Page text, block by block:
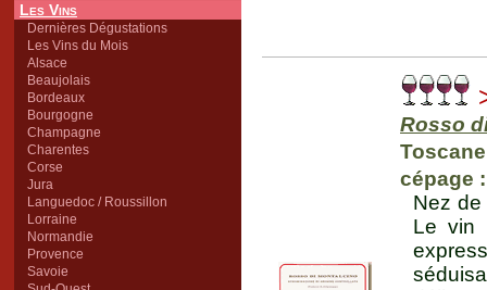
Les Vins
Dernières Dégustations
Les Vins du Mois
Alsace
Beaujolais
Bordeaux
Bourgogne
Champagne
Charentes
Corse
Jura
Languedoc / Roussillon
Lorraine
Normandie
Provence
Savoie
Rosso
Toscane
cépage
Nez de
Le vin